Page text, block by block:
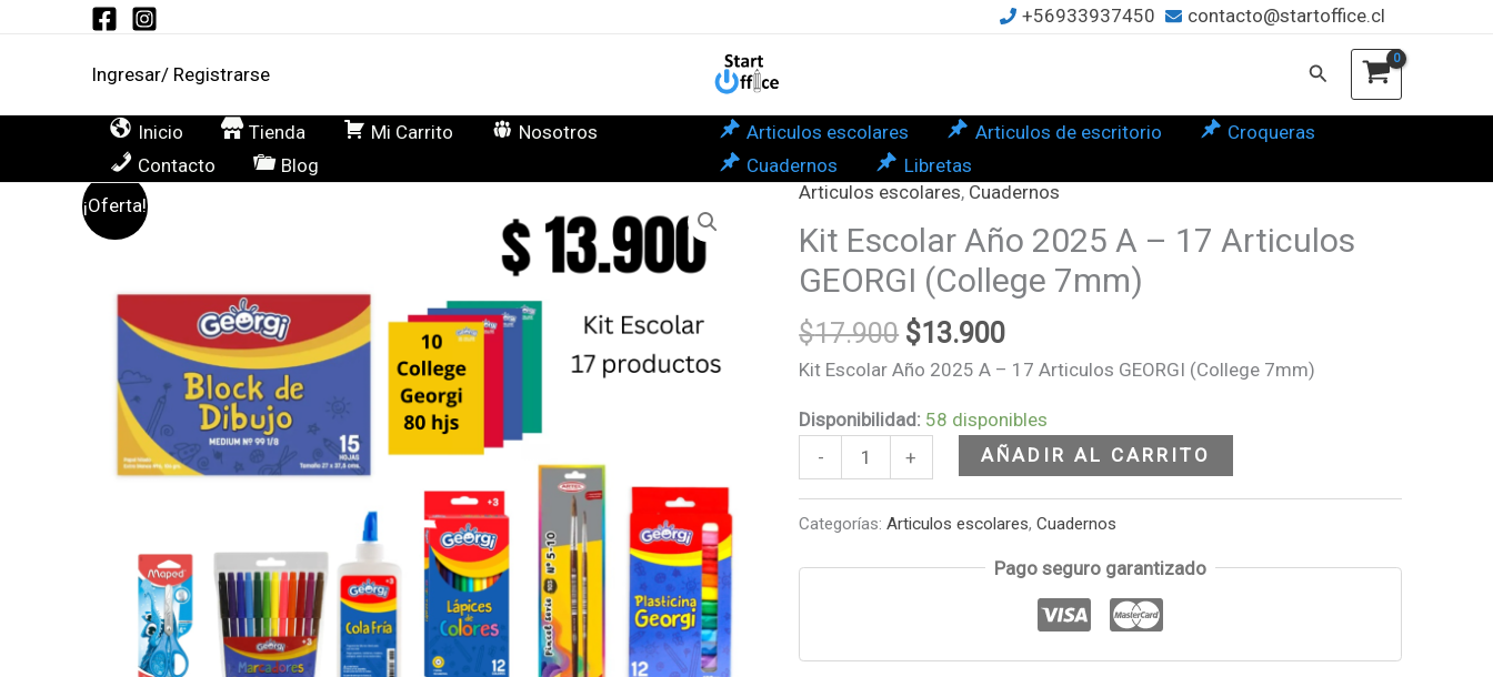
+56933937450 contacto@startoffice.cl
Ingresar/ Registrarse Buscar
Inicio Tienda Mi Carrito
Nosotros
Contacto
Blog
Articulos escolares Articulos de escritorio
Croqueras
Cuadernos
Libretas
¡Oferta!
Articulos escolares, Cuadernos
Kit Escolar Año 2025 A – 17 Articulos
GEORGI (College 7mm)
$17.900
El
precio
original
era:
$17.900.
$13.900
El
precio
actual
es:
$13.900.
Kit Escolar Año 2025 A – 17 Articulos GEORGI (College 7mm)
Disponibilidad: 58 disponibles
-
Kit
Escolar
Año
2025
A
17
Articulos
GEORGI
(College
cantidad
+ AÑADIR AL CARRITO
Categorías:Articulos escolares,Cuadernos
Pago seguro garantizado
2025
17
GEORGI
7mm)
cantidad